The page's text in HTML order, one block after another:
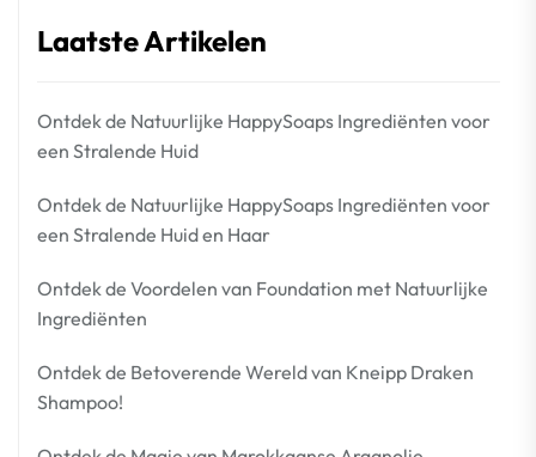
Laatste Artikelen
Ontdek de Natuurlijke HappySoaps Ingrediënten voor
een Stralende Huid
Ontdek de Natuurlijke HappySoaps Ingrediënten voor
een Stralende Huid en Haar
Ontdek de Voordelen van Foundation met Natuurlijke
Ingrediënten
Ontdek de Betoverende Wereld van Kneipp Draken
Shampoo!